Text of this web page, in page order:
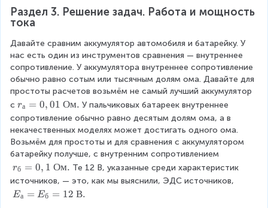
{
r
Раздел 3. Решение задач. Работа и мощность
тока
Давайте сравним аккумулятор автомобиля и батарейку. У
нас есть один из инструментов сравнения — внутреннее
сопротивление. У аккумулятора внутреннее сопротивление
обычно равно сотым или тысячным долям ома. Давайте для
простоты расчетов возьмём не самый лучший аккумулятор
с r
_
а
=
0
,
1
\
rа = 0, 01 Ом. У пальчиковых батареек внутреннее
сопротивление обычно равно десятым долям ома, а в
некачественных моделях может достигать одного ома.
Возьмём для простоты и для сравнения с аккумулятором
батарейку получше, с внутренним сопротивлением
r
_
б
rб = 0, 1 Ом. Те 12 В, указанные среди характеристик
источников, — это, как мы выяснили, ЭДС источников,
\
Eа = Eб = 12 В.